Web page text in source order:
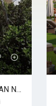
3+1 150m2 LUXUSWOHNUNG IN ANTALYA LEMAN NACHBARSCHAFT